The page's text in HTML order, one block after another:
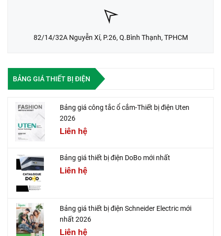
82/14/32A Nguyễn Xí, P.26, Q.Bình Thạnh, TPHCM
BẢNG GIÁ THIẾT BỊ ĐIỆN
Bảng giá công tắc ổ cắm-Thiết bị điện Uten
2026
Liên hệ
Bảng giá thiết bị điện DoBo mới nhất
Liên hệ
Bảng giá thiết bị điện Schneider Electric mới
nhất 2026
Liên hệ